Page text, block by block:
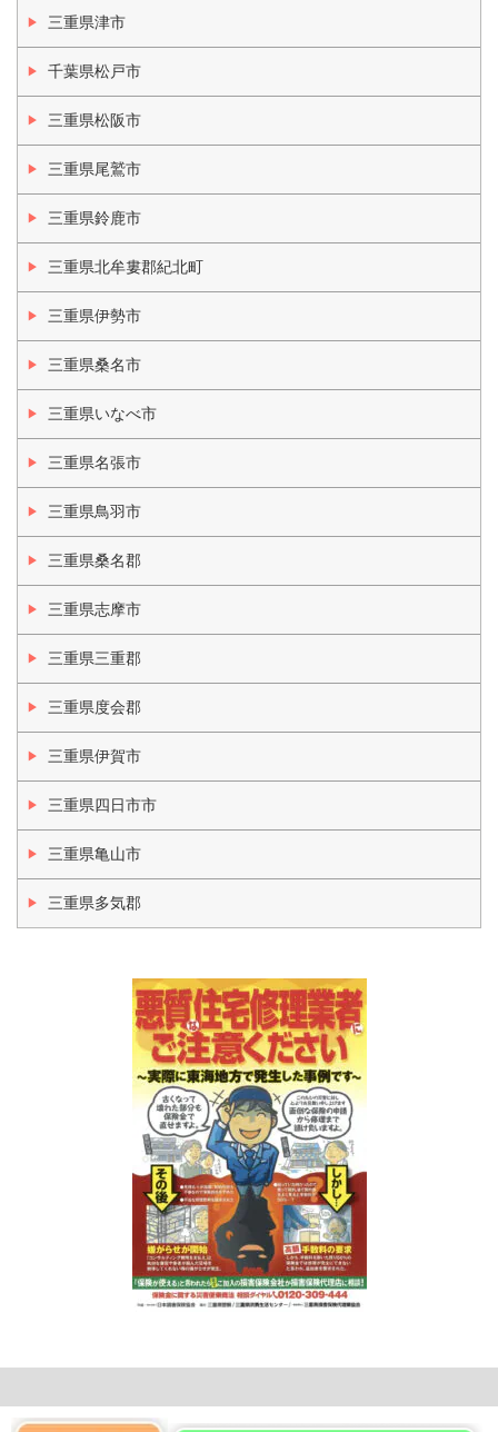
三重県津市
千葉県松戸市
三重県松阪市
三重県尾鷲市
三重県鈴鹿市
三重県北牟婁郡紀北町
三重県伊勢市
三重県桑名市
三重県いなべ市
三重県名張市
三重県鳥羽市
三重県桑名郡
三重県志摩市
三重県三重郡
三重県度会郡
三重県伊賀市
三重県四日市市
三重県亀山市
三重県多気郡